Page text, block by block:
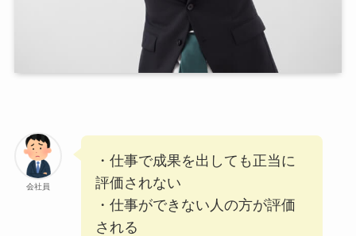
会社員
・仕事で成果を出しても正当に
評価されない
・仕事ができない人の方が評価
される